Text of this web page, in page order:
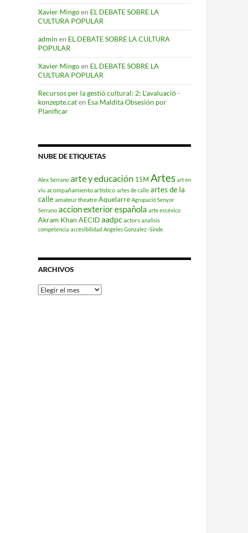
Xavier Mingoen EL DEBATE SOBRE LA
CULTURA POPULAR
admin en EL DEBATE SOBRE LA CULTURA
POPULAR
Xavier Mingoen EL DEBATE SOBRE LA
CULTURA POPULAR
Recursos per la gestió cultural: 2: L'avaluació -
konzepte.caten Esa Maldita Obsesión por
Planificar
NUBE DE ETIQUETAS
Alex Serrano arte y educación 15M Artes art en
viu acompañamiento artístico artes de calle artes de la
calle amateur theatre Aquelarre Agrupació Senyor
Serrano accion exterior española arte escénico
Akram Khan AECID aadpc actors analisis
competencia accesibilidad Angeles Gonzalez -Sinde
ARCHIVOS
Archivos